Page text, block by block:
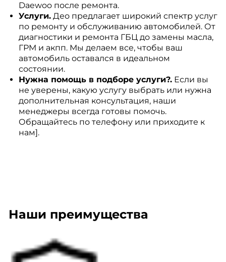
Daewoo после ремонта.
Услуги.Део предлагает широкий спектр услуг
по ремонту и обслуживанию автомобилей. От
диагностики и ремонта ГБЦ до замены масла,
ГРМ и акпп. Мы делаем все, чтобы ваш
автомобиль оставался в идеальном
состоянии.
Нужна помощь в подборе услуги?.Если вы
не уверены, какую услугу выбрать или нужна
дополнительная консультация, наши
менеджеры всегда готовы помочь.
Обращайтесь по телефону или приходите к
нам].
Наши преимущества